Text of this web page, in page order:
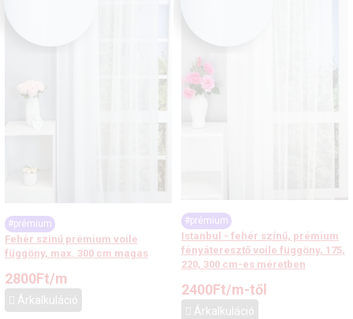
#prémium
Fehér szinű prémium voile
függöny, max. 300 cm magas
2800Ft/m
Árkalkuláció
#prémium
Istanbul - fehér színű, prémium
fényáteresztő voile függöny, 175,
220, 300 cm-es méretben
2400Ft/m-től
Árkalkuláció